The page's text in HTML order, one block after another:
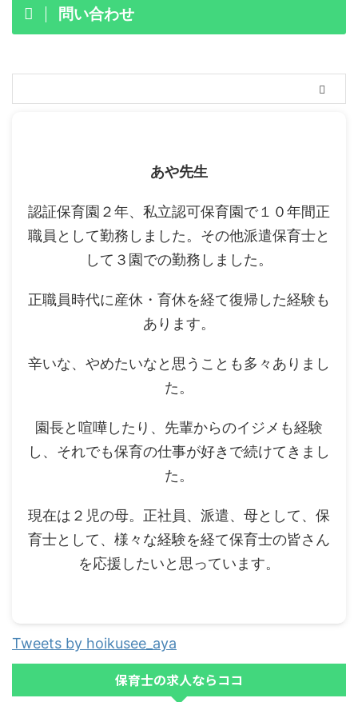
問い合わせ
あや先生
認証保育園２年、私立認可保育園で１０年間正
職員として勤務しました。その他派遣保育士と
して３園での勤務しました。
正職員時代に産休・育休を経て復帰した経験も
あります。
辛いな、やめたいなと思うことも多々ありまし
た。
園長と喧嘩したり、先輩からのイジメも経験
し、それでも保育の仕事が好きで続けてきまし
た。
現在は２児の母。正社員、派遣、母として、保
育士として、様々な経験を経て保育士の皆さん
を応援したいと思っています。
Tweets by hoikusee_aya
保育士の求人ならココ